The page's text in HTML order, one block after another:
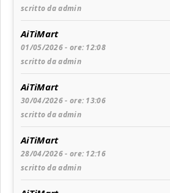
scritto da admin
AiTiMart
01/05/2026 - ore: 12:08
scritto da admin
AiTiMart
30/04/2026 - ore: 13:06
scritto da admin
AiTiMart
28/04/2026 - ore: 12:16
scritto da admin